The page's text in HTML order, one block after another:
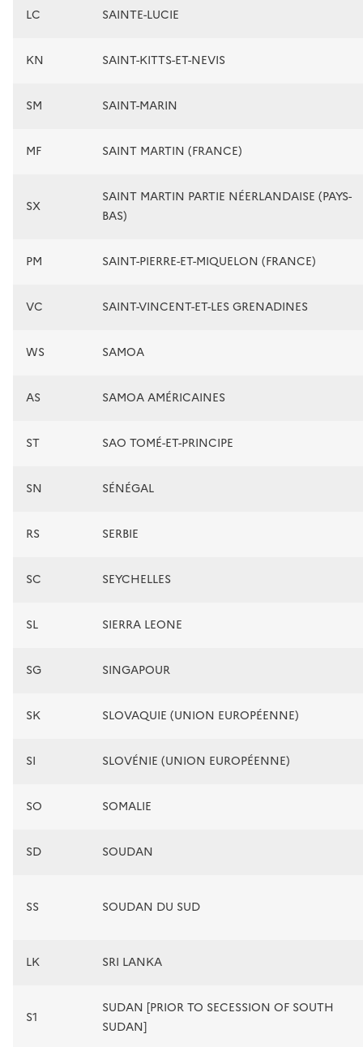
LC SAINTE-LUCIE
KN SAINT-KITTS-ET-NEVIS
SM SAINT-MARIN
MF SAINT MARTIN (FRANCE)
SX
SAINT MARTIN PARTIE NÉERLANDAISE (PAYS-
BAS)
PM SAINT-PIERRE-ET-MIQUELON (FRANCE)
VC SAINT-VINCENT-ET-LES GRENADINES
WS SAMOA
AS SAMOA AMÉRICAINES
ST SAO TOMÉ-ET-PRINCIPE
SN SÉNÉGAL
RS SERBIE
SC SEYCHELLES
SL SIERRA LEONE
SG SINGAPOUR
SK SLOVAQUIE (UNION EUROPÉENNE)
SI SLOVÉNIE (UNION EUROPÉENNE)
SO SOMALIE
SD SOUDAN
SS SOUDAN DU SUD
LK SRI LANKA
S1
SUDAN [PRIOR TO SECESSION OF SOUTH
SUDAN]